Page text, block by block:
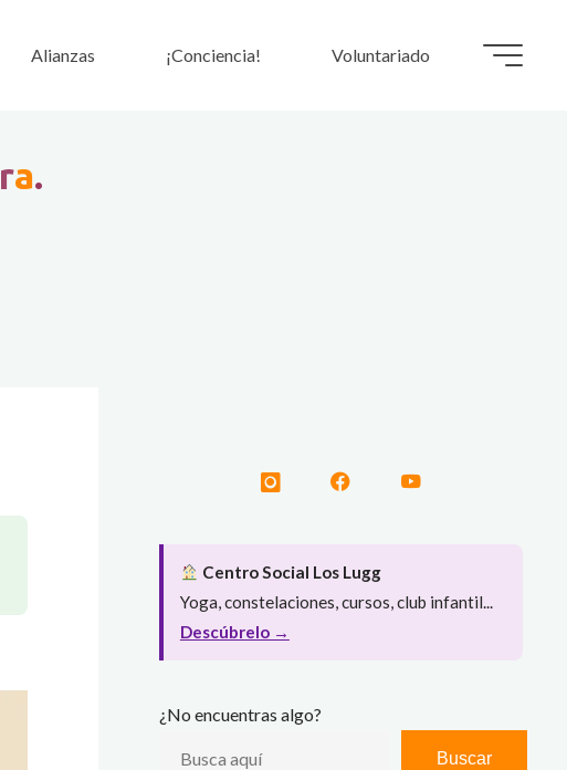
Alianzas ¡Conciencia! Voluntariado
ra.
Centro Social Los Lugg
Yoga, constelaciones, cursos, club infantil...
Descúbrelo →
¿No encuentras algo?
Buscar